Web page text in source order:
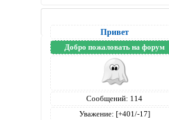
Привет
Добро пожаловать на форум
Сообщений: 114
Уважение: [+401/-17]